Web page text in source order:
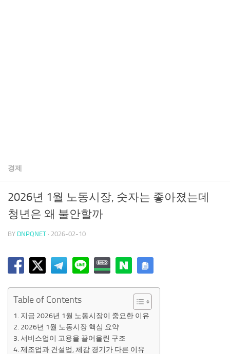
경제
2026년 1월 노동시장, 숫자는 좋아졌는데
청년은 왜 불안할까
BY DNPQNET · 2026-02-10
Table of Contents
지금 2026년 1월 노동시장이 중요한 이유
2026년 1월 노동시장 핵심 요약
서비스업이 고용을 끌어올린 구조
제조업과 건설업, 체감 경기가 다른 이유